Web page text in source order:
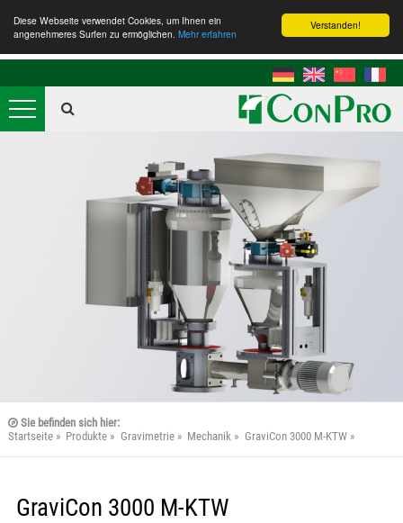
Verstanden!
Diese Webseite verwendet Cookies, um Ihnen ein
angenehmeres Surfen zu ermöglichen. Mehr erfahren
Produkte
Kontakt
ConPro GmbH
Tel.: 5731 981970
Sie befinden sich hier:
Startseite
Produkte Gravimetrie Mechanik GraviCon 3000 M-KTW
GraviCon 3000 M-KTW